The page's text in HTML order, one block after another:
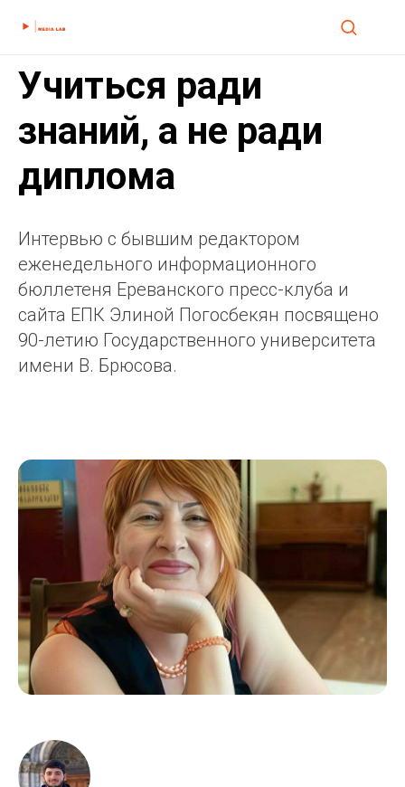
Учиться ради
знаний, а не ради
диплома
Интервью с бывшим редактором
еженедельного информационного
бюллетеня Ереванского пресс-клуба и
сайта ЕПК Элиной Погосбекян посвящено
90-летию Государственного университета
имени В. Брюсова.